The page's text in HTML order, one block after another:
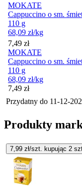
MOKATE
Cappuccino o sm.
110 g
68,09 zł/kg
Cena
7,49 zł
MOKATE
Cappuccino o sm.
110 g
68,09 zł/kg
Cena
7,49 zł
Przydatny do 11-12-
Produkty
7,99 zł/szt. kupując 2